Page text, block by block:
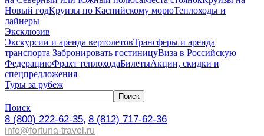
Новый годКруизы по Каспийскому морюТеплоходы и
лайнеры
Эксклюзив
Экскурсии и аренда вертолетовТрансферы и аренда
транспорта Забронировать гостиницуВиза в Российскую
ФедерациюФрахт теплоходаБилетыАкции, скидки и
спецпредложения
Туры за рубеж
Поиск
8 (800) 222-62-35, 8 (812) 717-62-36
info@fortuna-travel.ru